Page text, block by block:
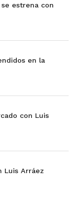
estrena con
en la
con Luis
Luis Arráez